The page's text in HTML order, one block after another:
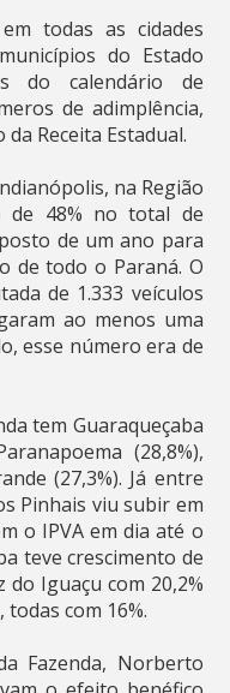
todas as cidades
do Estado
do calendário de
de adimplência,
Receita Estadual.
na Região
de 48% no total de
de um ano para
de todo o Paraná. O
de 1.333 veículos
ao menos uma
esse número era de
tem Guaraqueçaba
(28,8%),
(27,3%). Já entre
Pinhais viu subir em
o IPVA em dia até o
teve crescimento de
do Iguaçu com 20,2%
com 16%.
Fazenda, Norberto